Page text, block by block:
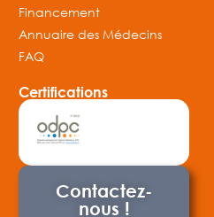
Financement
Annuaire des Médecins
FAQ
Certifications
Contactez-
nous !